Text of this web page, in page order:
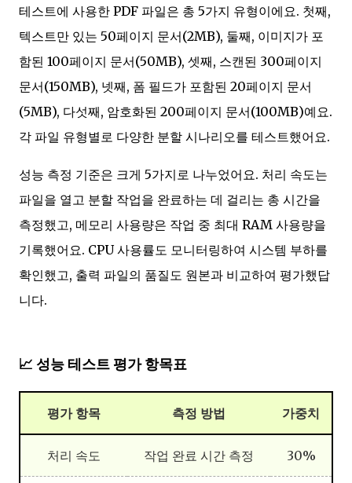
테스트에 사용한 PDF 파일은 총 5가지 유형이에요. 첫째,
텍스트만 있는 50페이지 문서(2MB), 둘째, 이미지가 포
함된 100페이지 문서(50MB), 셋째, 스캔된 300페이지
문서(150MB), 넷째, 폼 필드가 포함된 20페이지 문서
(5MB), 다섯째, 암호화된 200페이지 문서(100MB)예요.
각 파일 유형별로 다양한 분할 시나리오를 테스트했어요.
성능 측정 기준은 크게 5가지로 나누었어요. 처리 속도는
파일을 열고 분할 작업을 완료하는 데 걸리는 총 시간을
측정했고, 메모리 사용량은 작업 중 최대 RAM 사용량을
기록했어요. CPU 사용률도 모니터링하여 시스템 부하를
확인했고, 출력 파일의 품질도 원본과 비교하여 평가했답
니다.
📈 성능 테스트 평가 항목표
평가 항목 측정 방법 가중치
처리 속도 작업 완료 시간 측정 30%